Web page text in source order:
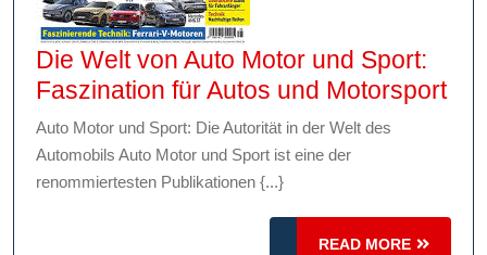
Die Welt von Auto Motor und Sport:
Faszination für Autos und MotorsportDie
Auto Motor und Sport: Die Autorität in der Welt des
Automobils Auto Motor und Sport ist eine der
renommiertesten Publikationen {...}
READ MORE
READ